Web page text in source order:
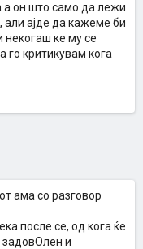
а он што само да лежи
али ајде да кажеме би
ке му се
го критикувам кога
ама со разговор
после се, од кога ќе
задовОлен и